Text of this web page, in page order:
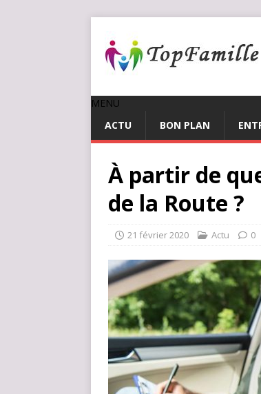
MENU
ACTU
BON PLAN
À partir de
de la Route ?
21 février 2020 Actu 0